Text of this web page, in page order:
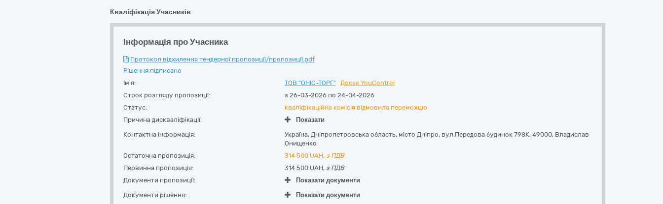
Кваліфікація Учасників
Інформація про Учасника
Протокол відхилення тендерної пропозиції/пропозиції.pdf
Рішення підписано
Ім'я:
ТОВ "ОНІС-ТОРГ"
Досьє YouControl
Строк розгляду пропозиції:
з 26-03-2026 по 24-04-2026
Статус:
кваліфікаційна комісія відмовила переможцю
Причина дискваліфікації:
Показати
Контактна інформація:
Україна, Дніпропетровська область, місто Дніпро, вул.Передова будинок 798К, 49000, Владислав
Онищенко
Остаточна пропозиція:
314 500 UAH, з ПДВ
Первинна пропозиція:
314 500 UAH, з ПДВ
Документи пропозиції:
Показати документи
Документи рішення:
Показати документи